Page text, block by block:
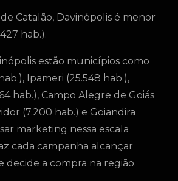
Catalão, Davinópolis é menor
hab.).
estão municípios como
Ipameri (25.548 hab.),
hab.), Campo Alegre de Goiás
(7.200 hab.) e Goiandira
marketing nessa escala
cada campanha alcançar
a compra na região.